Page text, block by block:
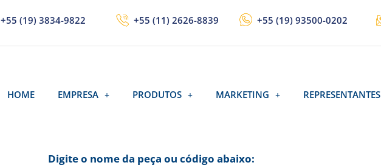
+55 (19) 3834-9822 +55 (11) 2626-8839 +55 (19) 93500-0202
HOME EMPRESA PRODUTOS MARKETING REPRESENTANTES
Digite o nome da peça ou código abaixo: